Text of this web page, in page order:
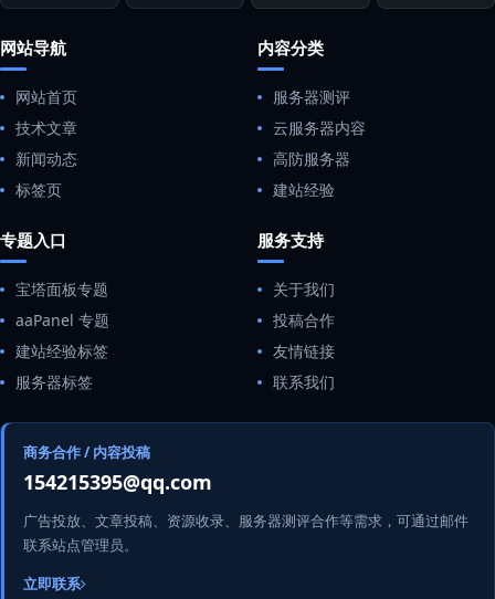
网站导航
网站首页
技术文章
新闻动态
标签页
内容分类
服务器测评
云服务器内容
高防服务器
建站经验
专题入口
宝塔面板专题
aaPanel 专题
建站经验标签
服务器标签
服务支持
关于我们
投稿合作
友情链接
联系我们
商务合作 / 内容投稿
154215395@qq.com
广告投放、文章投稿、资源收录、服务器测评合作等需求，可通过邮件
联系站点管理员。
立即联系